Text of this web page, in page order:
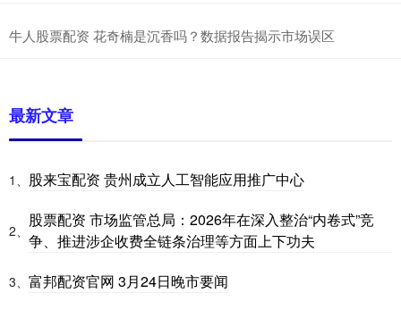
牛人股票配资 花奇楠是沉香吗？数据报告揭示市场误区
最新文章
1、 股来宝配资 贵州成立人工智能应用推广中心
2、
股票配资 市场监管总局：2026年在深入整治“内卷式”竞
争、推进涉企收费全链条治理等方面上下功夫
3、 富邦配资官网 3月24日晚市要闻